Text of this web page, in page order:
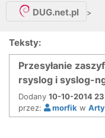
DUG.net.pl >
Teksty:
Przesyłanie
rsyslog i syslog-
Dodany 10-10-2014
przez:
morfik w